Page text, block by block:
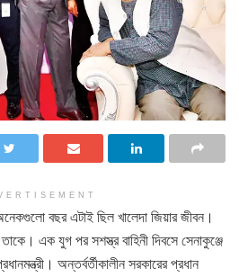
বছর এটাই ছিল খালেদা জিয়ার জীবন।
তাকে। এক যুগ পর সশস্ত্র বাহিনী দিবসে সেনাকুঞ্জে
অন্তর্বর্তীকালীন সরকারের প্রধান